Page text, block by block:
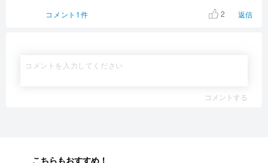
コメント1件
2 返信
コメントする
こちらもおすすめ！